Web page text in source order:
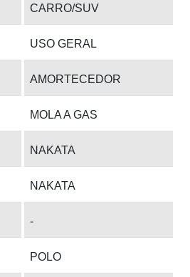
CARRO/SUV
USO GERAL
AMORTECEDOR
MOLA A GAS
NAKATA
NAKATA
-
POLO